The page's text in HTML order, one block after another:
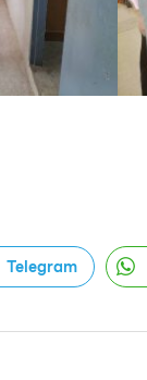
Telegram